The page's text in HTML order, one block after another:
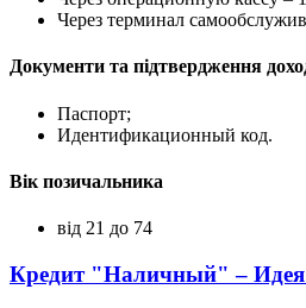
Через терминал
Документи та підтвердження
Паспорт;
Идентификационный код.
Вік позичальника
від 21 до 74
Кредит "Наличный" –